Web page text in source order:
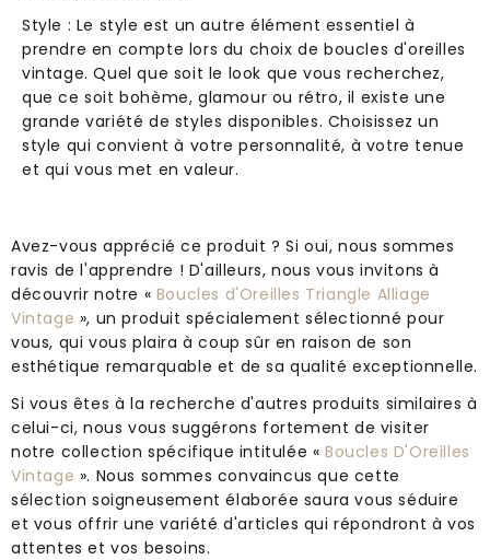
Style : Le style est un autre élément essentiel à
prendre en compte lors du choix de boucles d'oreilles
vintage. Quel que soit le look que vous recherchez,
que ce soit bohème, glamour ou rétro, il existe une
grande variété de styles disponibles. Choisissez un
style qui convient à votre personnalité, à votre tenue
et qui vous met en valeur.
Avez-vous apprécié ce produit ? Si oui, nous sommes
ravis de l'apprendre ! D'ailleurs, nous vous invitons à
découvrir notre « Boucles d'Oreilles Triangle Alliage
Vintage », un produit spécialement sélectionné pour
vous, qui vous plaira à coup sûr en raison de son
esthétique remarquable et de sa qualité exceptionnelle.
Si vous êtes à la recherche d'autres produits similaires à
celui-ci, nous vous suggérons fortement de visiter
notre collection spécifique intitulée «Boucles D'Oreilles
Vintage ». Nous sommes convaincus que cette
sélection soigneusement élaborée saura vous séduire
et vous offrir une variété d'articles qui répondront à vos
attentes et vos besoins.